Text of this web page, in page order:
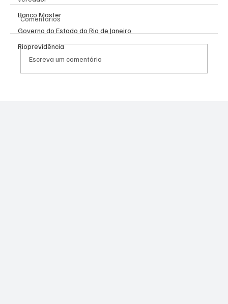
Banco Master
Governo do Estado do Rio de Janeiro
Rioprevidência
Comentários
Escreva um comentário